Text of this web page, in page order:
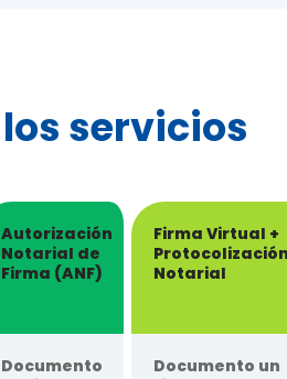
servicios
Autorización
Notarial de
Firma (ANF)
Firma Virtual +
Notarial
Documento
Documento un